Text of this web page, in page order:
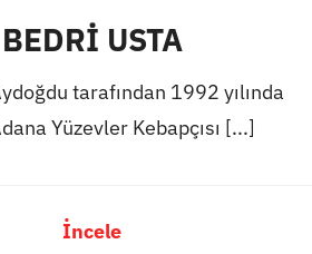
BEDRİ USTA
tarafından 1992 yılında
Yüzevler Kebapçısı [...]
İncele